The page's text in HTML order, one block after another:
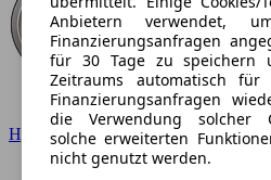
Hyundai
Anbietern verwendet,
Finanzierungsanfragen
für 30 Tage zu speichern
Zeitraums automatisch
Finanzierungsanfragen
die Verwendung solcher
solche erweiterten
nicht genutzt werden.